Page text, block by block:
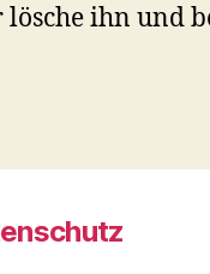
lösche ihn und